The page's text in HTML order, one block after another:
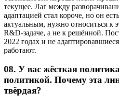
текущее. Лаг между
адаптацией стал короче, но он
актуальным, нужно относиться к
R&D-задаче, а не к решённой.
2022 годах и не
работают.
08. У вас жёсткая
политикой. Почему эта
твёрдая?